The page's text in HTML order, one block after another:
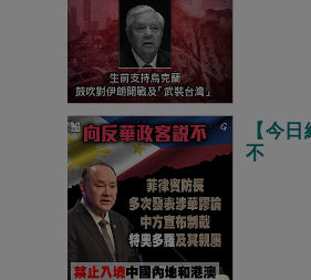
【今
不